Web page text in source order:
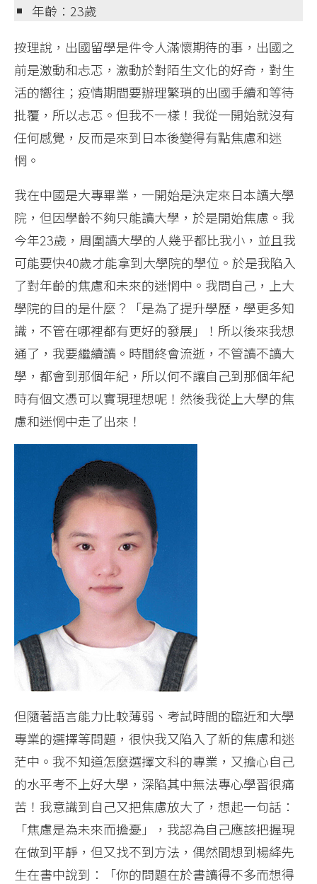
年齡：23歲
按理說，出國留學是件令人滿懷期待的事，出國之
前是激動和忐忑，激動於對陌生文化的好奇，對生
活的嚮往；疫情期間要辦理繁瑣的出國手續和等待
批覆，所以忐忑。但我不一樣！我從一開始就沒有
任何感覺，反而是來到日本後變得有點焦慮和迷
惘。
我在中國是大專畢業，一開始是決定來日本讀大學
院，但因學齡不夠只能讀大學，於是開始焦慮。我
今年23歲，周圍讀大學的人幾乎都比我小，並且我
可能要快40歲才能拿到大學院的學位。於是我陷入
了對年齡的焦慮和未來的迷惘中。我問自己，上大
學院的目的是什麼？「是為了提升學歷，學更多知
識，不管在哪裡都有更好的發展」！所以後來我想
通了，我要繼續讀。時間終會流逝，不管讀不讀大
學，都會到那個年紀，所以何不讓自己到那個年紀
時有個文憑可以實現理想呢！然後我從上大學的焦
慮和迷惘中走了出來！
但隨著語言能力比較薄弱、考試時間的臨近和大學
專業的選擇等問題，很快我又陷入了新的焦慮和迷
茫中。我不知道怎麼選擇文科的專業，又擔心自己
的水平考不上好大學，深陷其中無法專心學習很痛
苦！我意識到自己又把焦慮放大了，想起一句話：
「焦慮是為未來而擔憂」，我認為自己應該把握現
在做到平靜，但又找不到方法，偶然間想到楊絳先
生在書中說到：「你的問題在於書讀得不多而想得